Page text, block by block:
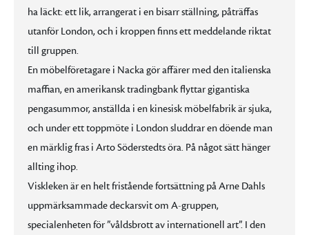
ha läckt: ett lik, arrangerat i en bisarr ställning, påträffas
utanför London, och i kroppen finns ett meddelande riktat
till gruppen.
En möbelföretagare i Nacka gör affärer med den italienska
maffian, en amerikansk tradingbank flyttar gigantiska
pengasummor, anställda i en kinesisk möbelfabrik är sjuka,
och under ett toppmöte i London sluddrar en döende man
en märklig fras i Arto Söderstedts öra. På något sätt hänger
allting ihop.
Viskleken är en helt fristående fortsättning på Arne Dahls
uppmärksammade deckarsvit om A-gruppen,
specialenheten för ”våldsbrott av internationell art”. I den